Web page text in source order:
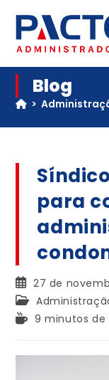
Blog
>
para
27 de
9 minutos de